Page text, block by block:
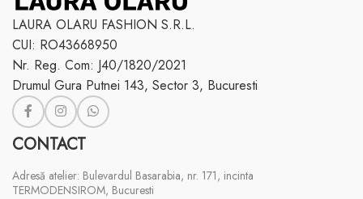
LAURA OLARU FASHION S.R.L.
CUI: RO43668950
Nr. Reg. Com: J40/1820/2021
Drumul Gura Putnei 143, Sector 3, Bucuresti
CONTACT
Adresă atelier: Bulevardul Basarabia, nr. 171, incinta
TERMODENSIROM, Bucuresti